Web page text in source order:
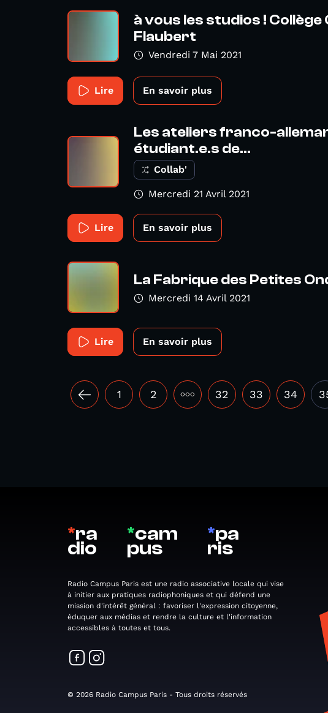
à vous les studios !
Flaubert
Vendredi 7 Mai 2021
Lire En savoir plus
Les ateliers franco-
étudiant.e.s de...
Collab'
Mercredi 21 Avril 2021
Lire En savoir plus
La Fabrique des Petites
Mercredi 14 Avril 2021
Lire En savoir plus
1 2 ••• 32 33 34
*ra
dio
*cam
pus
*pa
ris
Radio Campus Paris est une radio associative locale qui vise
à initier aux pratiques radiophoniques et qui défend une
mission d'intérêt général : favoriser l'expression citoyenne,
éduquer aux médias et rendre la culture et l'information
accessibles à toutes et tous.
© 2026 Radio Campus Paris - Tous droits réservés